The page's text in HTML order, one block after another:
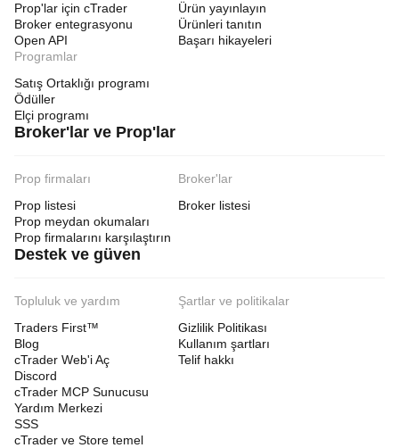
Prop'lar için cTrader
Broker entegrasyonu
Open API
Ürün yayınlayın
Ürünleri tanıtın
Başarı hikayeleri
Programlar
Satış Ortaklığı programı
Ödüller
Elçi programı
Broker'lar ve Prop'lar
Prop firmaları
Prop listesi
Prop meydan okumaları
Prop firmalarını karşılaştırın
Broker'lar
Broker listesi
Destek ve güven
Topluluk ve yardım
Traders First™
Blog
cTrader Web'i Aç
Discord
cTrader MCP Sunucusu
Yardım Merkezi
SSS
cTrader ve Store temel
Şartlar ve politikalar
Gizlilik Politikası
Kullanım şartları
Telif hakkı